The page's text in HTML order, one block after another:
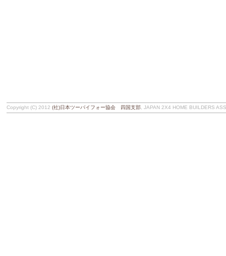
Copyright (C) 2012 (社)日本ツーバイフォー協会 四国支部 , JAPAN 2X4 HOME BUILDERS